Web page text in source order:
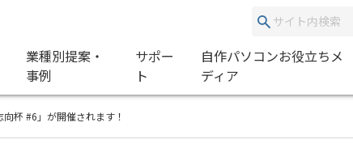
業種別提案・
事例
サポー
ト
自作パソコンお役立ちメ
ディア
杯 #6」が開催されます！